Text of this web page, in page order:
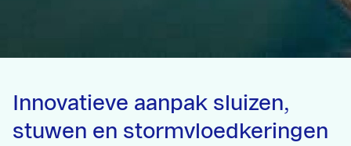
Innovatieve aanpak sluizen,
stuwen en stormvloedkeringen